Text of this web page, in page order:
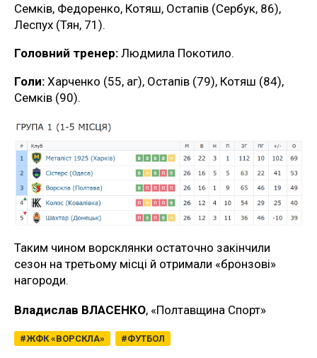
Семків, Федоренко, Котяш, Остапів (Сербук, 86),
Леспух (Тян, 71).
Головний тренер: Людмила Покотило.
Голи: Харченко (55, аг), Остапів (79), Котяш (84),
Семків (90).
Таким чином ворсклянки остаточно закінчили
сезон на третьому місці й отримали «бронзові»
нагороди.
Владислав ВЛАСЕНКО, «Полтавщина Спорт»
ЖФК «ВОРСКЛА» ФУТБОЛ